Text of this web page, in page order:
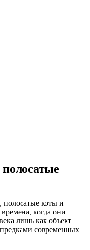
коты и
когда они
лишь как объект
современных